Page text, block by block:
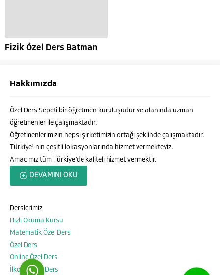
Fizik Özel Ders Batman
Hakkımızda
Özel Ders Sepeti bir öğretmen kuruluşudur ve alanında uzman
öğretmenler ile çalışmaktadır.
Öğretmenlerimizin hepsi şirketimizin ortağı şeklinde çalışmaktadır.
Türkiye’ nin çeşitli lokasyonlarında hizmet vermekteyiz.
Amacımız tüm Türkiye’de kaliteli hizmet vermektir.
DEVAMINI OKU
Derslerimiz
Hızlı Okuma Kursu
Matematik Özel Ders
Özel Ders
Online Özel Ders
İlkokul Özel Ders
Özel Ders Sepeti